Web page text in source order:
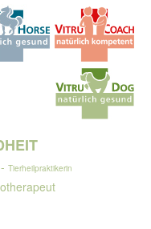
Tierheilpraktikerin